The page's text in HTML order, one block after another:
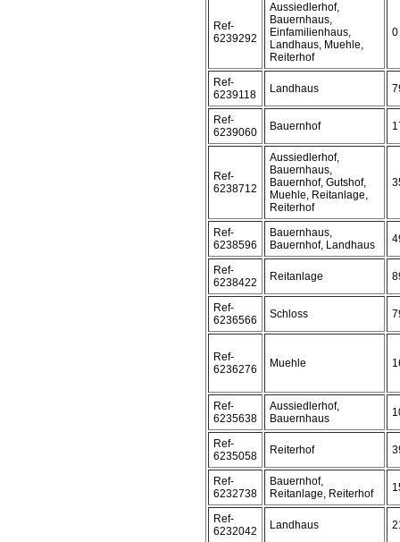
Ref-
6239292
Aussiedlerhof,
Bauernhaus,
Einfamilienhaus,
Landhaus, Muehle,
Reiterhof
0
Ref-
6239118
Landhaus
Ref-
6239060
Bauernhof
Ref-
6238712
Aussiedlerhof,
Bauernhaus,
Bauernhof, Gutshof,
Muehle, Reitanlage,
Reiterhof
Ref-
6238596
Bauernhaus,
Bauernhof, Landhaus
Ref-
6238422
Reitanlage
Ref-
6236566
Schloss
Ref-
6236276
Muehle
Ref-
6235638
Aussiedlerhof,
Bauernhaus
Ref-
6235058
Reiterhof
Ref-
6232738
Bauernhof,
Reitanlage, Reiterhof
Ref-
6232042
Landhaus